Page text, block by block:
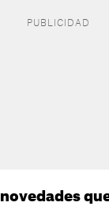
novedades